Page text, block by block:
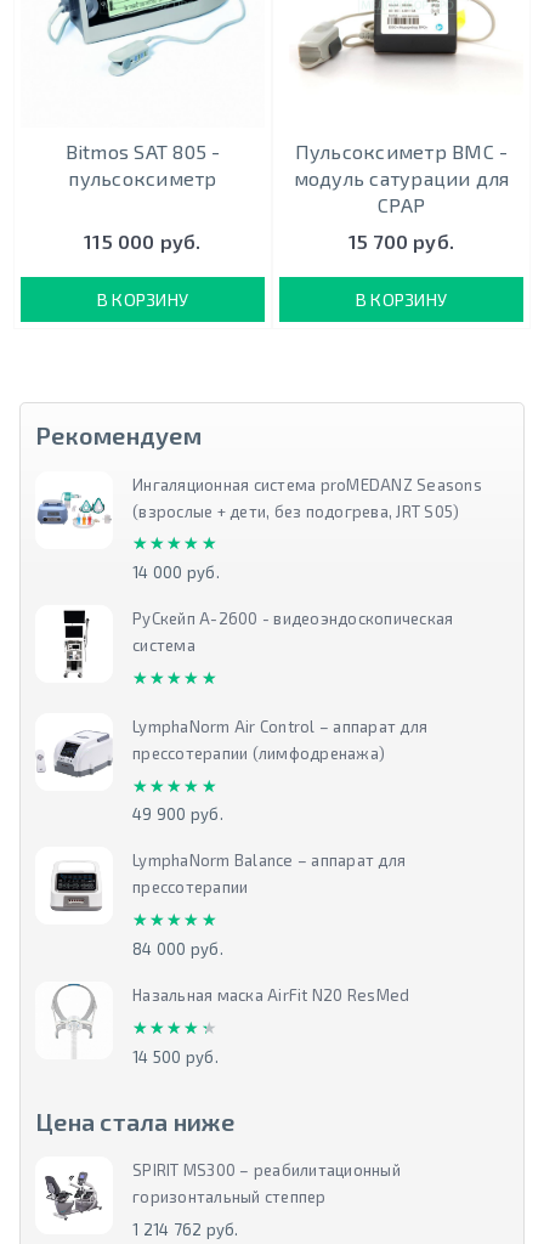
Bitmos SAT 805 -
пульсоксиметр
115 000 руб.
В КОРЗИНУ
Пульсоксиметр BMC -
модуль сатурации для
CPAP
15 700 руб.
В КОРЗИНУ
Рекомендуем
Ингаляционная система proMEDANZ Seasons
(взрослые + дети, без подогрева, JRT S05)
★★★★★
★★★★★
14 000 руб.
РуСкейп А-2600 - видеоэндоскопическая
система
★★★★★
★★★★★
LymphaNorm Air Control – аппарат для
прессотерапии (лимфодренажа)
★★★★★
★★★★★
49 900 руб.
LymphaNorm Balance – аппарат для
прессотерапии
★★★★★
★★★★★
84 000 руб.
Назальная маска AirFit N20 ResMed
★★★★★
★★★★★
14 500 руб.
Цена стала ниже
SPIRIT MS300 – реабилитационный
горизонтальный степпер
1 214 762 руб.